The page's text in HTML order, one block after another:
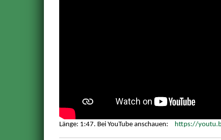
Länge: 1:47. Bei YouTube anschauen: https://